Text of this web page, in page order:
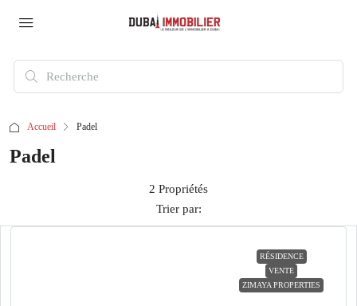
Accueil Padel
Padel
2 Propriétés
Trier par:
RÉSIDENCE
VENTE
ZIMAYA PROPERTIES